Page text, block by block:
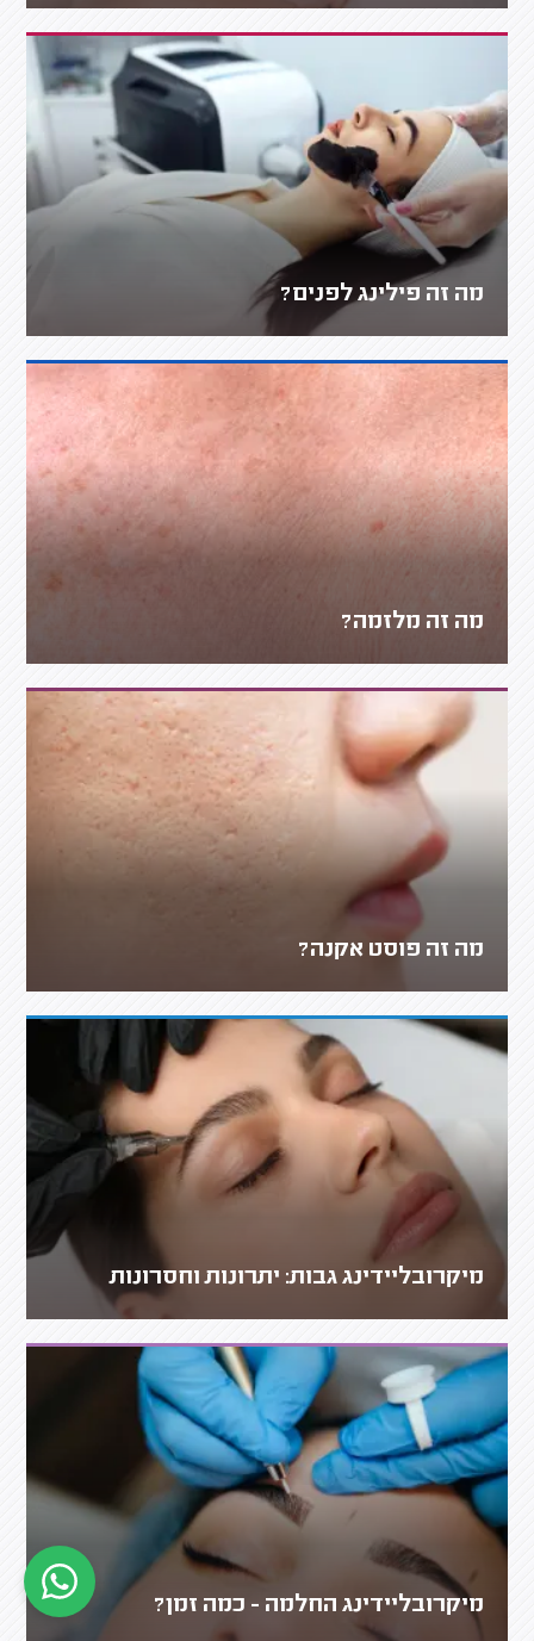
מה זה פילינג לפנים?
מה זה מלזמה?
מה זה פוסט אקנה?
מיקרובליידינג גבות: יתרונות וחסרונות
מיקרובליידינג החלמה - כמה זמן?